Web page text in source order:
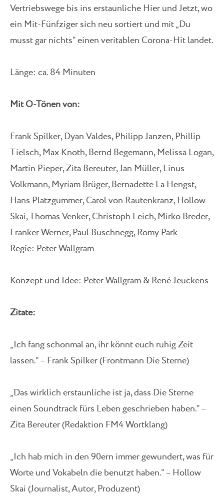
Vertriebswege bis ins erstaunliche Hier und Jetzt, wo
ein Mit-Fünfziger sich neu sortiert und mit „Du
musst gar nichts“ einen veritablen Corona-Hit landet.
Länge: ca. 84 Minuten
Mit O-Tönen von:
Frank Spilker, Dyan Valdes, Philipp Janzen, Phillip
Tielsch, Max Knoth, Bernd Begemann, Melissa Logan,
Martin Pieper, Zita Bereuter, Jan Müller, Linus
Volkmann, Myriam Brüger, Bernadette La Hengst,
Hans Platzgummer, Carol von Rautenkranz, Hollow
Skai, Thomas Venker, Christoph Leich, Mirko Breder,
Franker Werner, Paul Buschnegg, Romy Park
Regie: Peter Wallgram
Konzept und Idee: Peter Wallgram & René Jeuckens
Zitate:
„Ich fang schonmal an, ihr könnt euch ruhig Zeit
lassen.“ – Frank Spilker (Frontmann Die Sterne)
„Das wirklich erstaunliche ist ja, dass Die Sterne
einen Soundtrack fürs Leben geschrieben haben.“ –
Zita Bereuter (Redaktion FM4 Wortklang)
„Ich hab mich in den 90ern immer gewundert, was für
Worte und Vokabeln die benutzt haben.“ – Hollow
Skai (Journalist, Autor, Produzent)